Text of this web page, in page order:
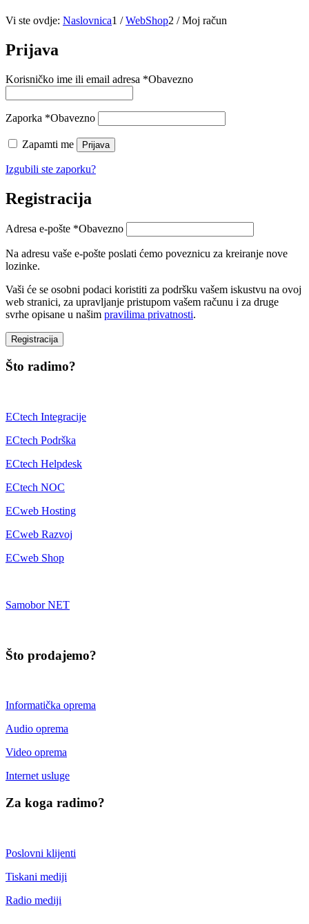
Vi ste ovdje: Naslovnica1 / WebShop2 / Moj račun
Prijava
Korisničko ime ili email adresa *Obavezno
Zaporka *Obavezno
Zapamti me Prijava
Izgubili ste zaporku?
Registracija
Adresa e-pošte *Obavezno
Na adresu vaše e-pošte poslati ćemo poveznicu za kreiranje nove
lozinke.
Vaši će se osobni podaci koristiti za podršku vašem iskustvu na ovoj
web stranici, za upravljanje pristupom vašem računu i za druge
svrhe opisane u našim pravilima privatnosti.
Registracija
Što radimo?
ECtech Integracije
ECtech Podrška
ECtech Helpdesk
ECtech NOC
ECweb Hosting
ECweb Razvoj
ECweb Shop
Samobor NET
Što prodajemo?
Informatička oprema
Audio oprema
Video oprema
Internet usluge
Za koga radimo?
Poslovni klijenti
Tiskani mediji
Radio mediji